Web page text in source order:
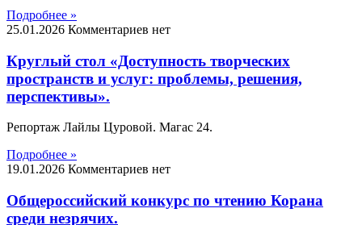
Подробнее »
25.01.2026 Комментариев нет
Круглый стол «Доступность творческих
пространств и услуг: проблемы, решения,
перспективы».
Репортаж Лайлы Цуровой. Магас 24.
Подробнее »
19.01.2026 Комментариев нет
Общероссийский конкурс по чтению Корана
среди незрячих.